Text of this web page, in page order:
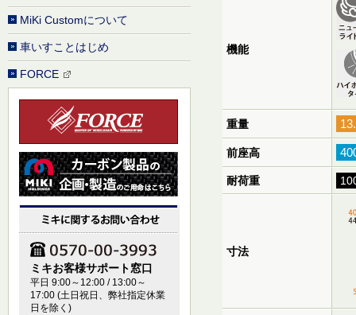
機能
重量
前座高
耐荷重
寸法
MiKi Customについて
車いすことはじめ
FORCE
ミキお客様サポート窓口
平日 9:00～12:00 / 13:00～
17:00 (土日祝日、弊社指定休業
日を除く)